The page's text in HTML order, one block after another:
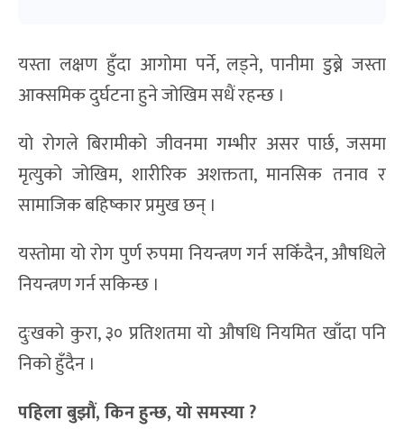
यस्ता लक्षण हुँदा आगोमा पर्ने, लड्ने, पानीमा डुब्ने जस्ता
आक्समिक दुर्घटना हुने जोखिम सधैं रहन्छ ।
यो रोगले बिरामीको जीवनमा गम्भीर असर पार्छ, जसमा
मृत्युको जोखिम, शारीरिक अशक्तता, मानसिक तनाव र
सामाजिक बहिष्कार प्रमुख छन् ।
यस्तोमा यो रोग पुर्ण रुपमा नियन्त्रण गर्न सकिँदैन, औषधिले
नियन्त्रण गर्न सकिन्छ ।
दुःखको कुरा, ३० प्रतिशतमा यो औषधि नियमित खाँदा पनि
निको हुँदैन ।
पहिला बुझौं, किन हुन्छ, यो समस्या ?